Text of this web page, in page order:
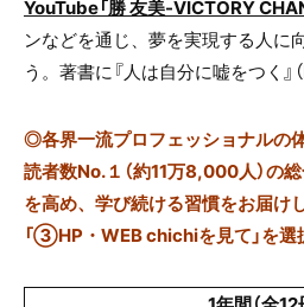
YouTube「勝 友美-VICTORY
ンなどを通じ、夢を実現する人に
う。著書に『人は自分に嘘をつく』
◎各界一流プロフェッショナルの
読者数No.１（約11万8,000人）の
を高め、学び続ける習慣をお届け
「③HP・WEB chichiを見て」を選